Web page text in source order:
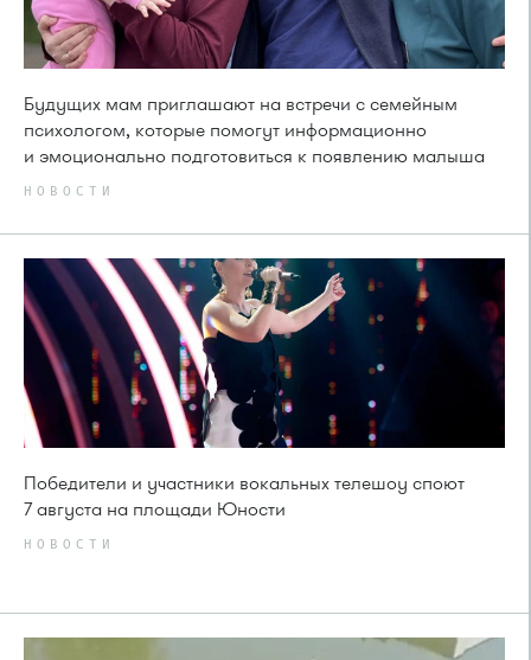
Будущих мам приглашают на встречи с семейным
психологом, которые помогут информационно
и эмоционально подготовиться к появлению малыша
НОВОСТИ
Победители и участники вокальных телешоу споют
7 августа на площади Юности
НОВОСТИ